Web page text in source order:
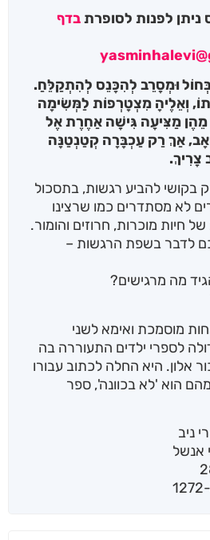
לפנות לסופרתבדף
בְּחוֹל וּמְסָרֵב לְהִכָּנֵס לְהִתְקַלֵּחַ.
וְאֵלֶיהָ מִצְטָרְפוֹת לַמְּשִׂימָה
מֵהֶן מַצִּיעָה גִּישָׁה אַחֶרֶת אֶל
אַךְ רַק עַכְבָּרָה קְטַנְטַנָּה
צָרִיךְ.
בקושי להביע רגשות, בתסכול
לא מסתדרים כמו שרצינו
חיות מוכרות, חרוזים והומור.
לדבר בשפת הרגשות –
מה מרגישים?
מוסמכת ואימא לשני
לספרי ילדים התעוררה בה
אלון. היא החלה לכתוב עבורו
הוא 'לא בכוונה', ספר
ניב
אנשל